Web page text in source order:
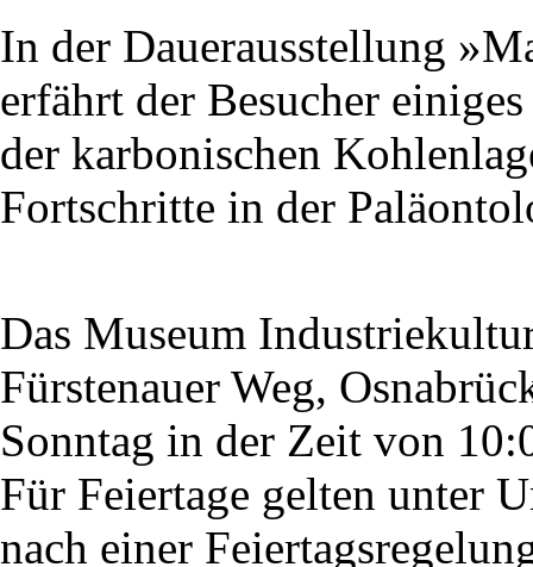
In der Dauerausstellung
erfährt der Besucher
der karbonischen
Fortschritte in der
Das Museum
Fürstenauer Weg,
Sonntag in der Zeit von
Für Feiertage gelten unter
nach einer